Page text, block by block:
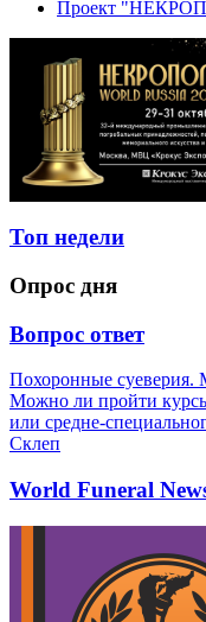
Проект
Топ недели
Опрос дня
Вопрос ответ
Похоронные суеверия.
Можно ли пройти
или средне-
Склеп
World Funeral